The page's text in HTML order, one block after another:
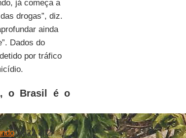
já começa a
drogas”, diz.
ainda
Dados do
por tráfico
o Brasil é o
- 622.202